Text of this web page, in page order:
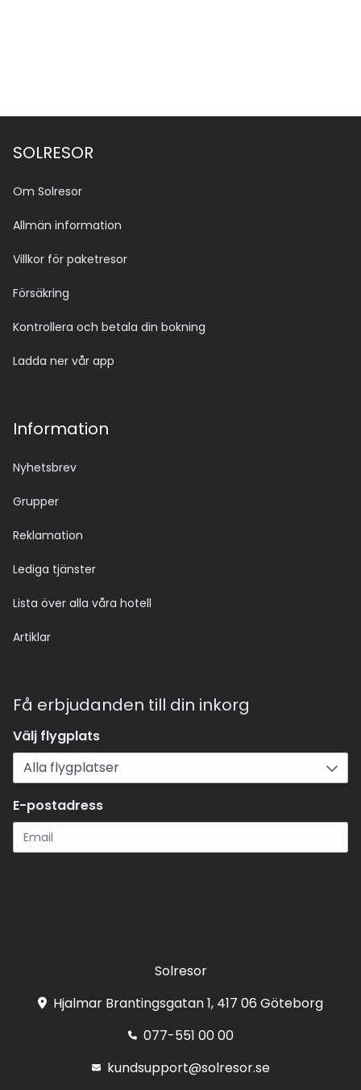
SOLRESOR
Om Solresor
Allmän information
Villkor för paketresor
Försäkring
Kontrollera och betala din bokning
Ladda ner vår app
Information
Nyhetsbrev
Grupper
Reklamation
Lediga tjänster
Lista över alla våra hotell
Artiklar
Få erbjudanden till din inkorg
Välj flygplats
E-postadress
Solresor
Hjalmar Brantingsgatan 1, 417 06 Göteborg
077-551 00 00
kundsupport@solresor.se